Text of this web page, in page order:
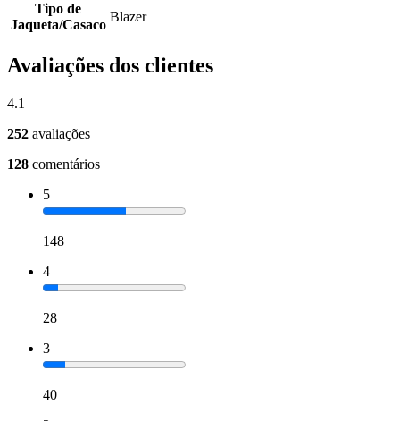
Tipo de
Jaqueta/Casaco
Blazer
Avaliações dos clientes
4.1
252 avaliações
128 comentários
5
148
4
28
3
40